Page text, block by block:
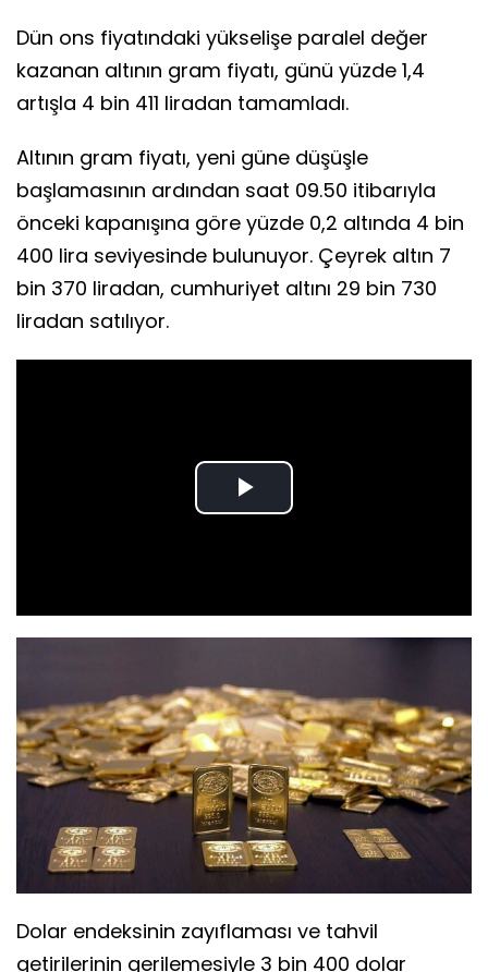
Dün ons fiyatındaki yükselişe paralel değer
kazanan altının gram fiyatı, günü yüzde 1,4
artışla 4 bin 411 liradan tamamladı.
Altının gram fiyatı, yeni güne düşüşle
başlamasının ardından saat 09.50 itibarıyla
önceki kapanışına göre yüzde 0,2 altında 4 bin
400 lira seviyesinde bulunuyor. Çeyrek altın 7
bin 370 liradan, cumhuriyet altını 29 bin 730
liradan satılıyor.
Play
Dolar endeksinin zayıflaması ve tahvil
getirilerinin gerilemesiyle 3 bin 400 dolar